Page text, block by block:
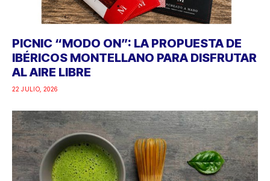
PICNIC “MODO ON”: LA PROPUESTA DE
IBÉRICOS MONTELLANO PARA DISFRUTAR
AL AIRE LIBRE
22 JULIO, 2026